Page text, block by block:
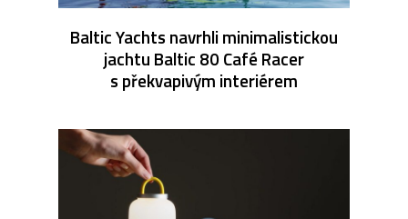
Baltic Yachts navrhli minimalistickou
jachtu Baltic 80 Café Racer
s překvapivým interiérem